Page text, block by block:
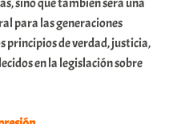
para las generaciones
principios de verdad, justicia,
en la legislación sobre